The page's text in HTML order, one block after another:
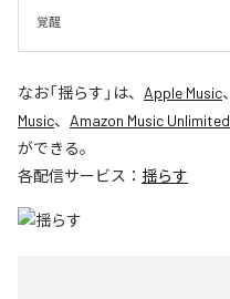
覚醒
なお「揺らす 」は、 Apple Music、
Music、 Amazon Music Unlimited
ができる。
各配信サービス： 揺らす